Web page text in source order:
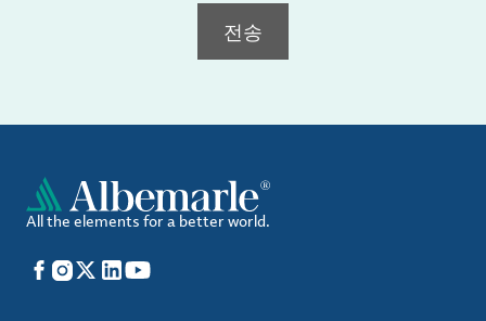
전송
All the elements for a better world.
Facebook
Instagram
X LinkedIn
YouTube